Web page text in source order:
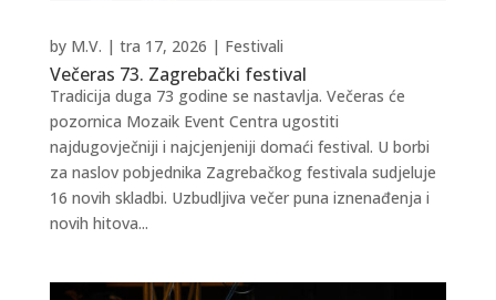
Večeras 73. Zagrebački festival
by M.V. | tra 17, 2026 | Festivali
Tradicija duga 73 godine se nastavlja. Večeras će
pozornica Mozaik Event Centra ugostiti
najdugovječniji i najcjenjeniji domaći festival. U borbi
za naslov pobjednika Zagrebačkog festivala sudjeluje
16 novih skladbi. Uzbudljiva večer puna iznenađenja i
novih hitova...